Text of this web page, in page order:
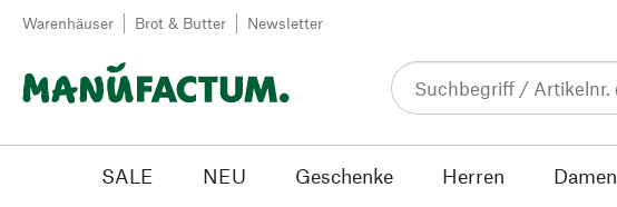
Zum Inhalt springen
Warenhäuser Brot & Butter Newsletter
SALE NEU Geschenke Herren Damen